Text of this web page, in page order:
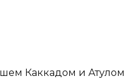
Каккадом и